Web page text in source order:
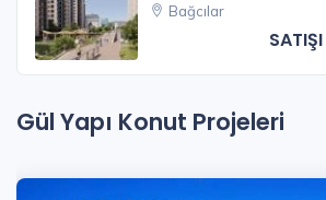
Bağcılar
Gül Yapı Konut Projeleri